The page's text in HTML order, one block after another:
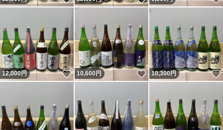
12,000円 いいね！
10,600円 いいね！
10,300円